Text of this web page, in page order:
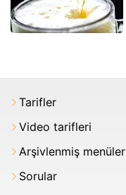
Tarifler
Video tarifleri
Arşivlenmiş menüler
Sorular